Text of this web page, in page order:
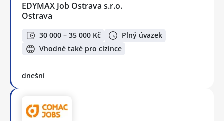
EDYMAX Job Ostrava s.r.o.
Ostrava
30 000 – 35 000 Kč
Plný úvazek
Vhodné také pro cizince
dnešní